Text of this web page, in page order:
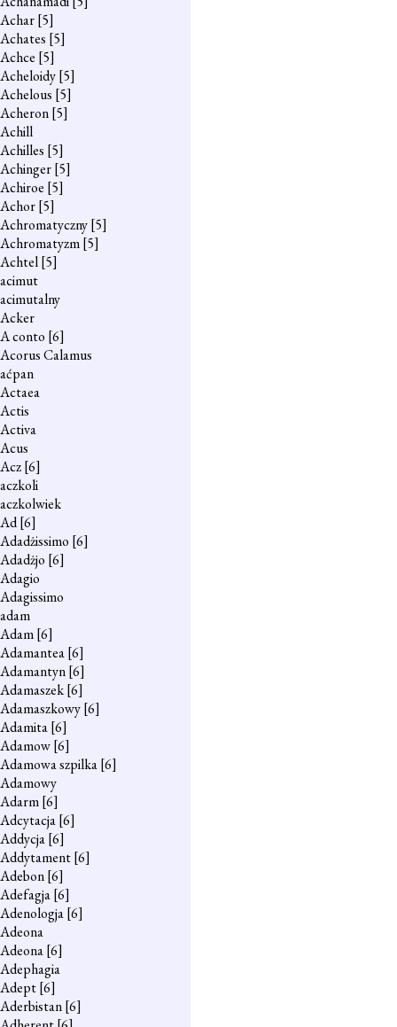
Achar[5]
Achates [5]
Achce [5]
Acheloidy[5]
Achelous [5]
Acheron[5]
Achill
Achilles [5]
Achinger[5]
Achiroe [5]
Achor[5]
Achromatyczny[5]
Achromatyzm[5]
Achtel[5]
acimut
acimutalny
Acker
A conto [6]
Acorus Calamus
aćpan
Actaea
Actis
Activa
Acus
Acz[6]
aczkoli
aczkolwiek
Ad[6]
Adadżissimo [6]
Adadżjo [6]
Adagio
Adagissimo
adam
Adam[6]
Adamantea[6]
Adamantyn[6]
Adamaszek[6]
Adamaszkowy[6]
Adamita[6]
Adamow[6]
Adamowa szpilka[6]
Adamowy
Adarm[6]
Adcytacja[6]
Addycja[6]
Addytament[6]
Adebon[6]
Adefagja[6]
Adenologja[6]
Adeona
Adeona[6]
Adephagia
Adept[6]
Aderbistan[6]